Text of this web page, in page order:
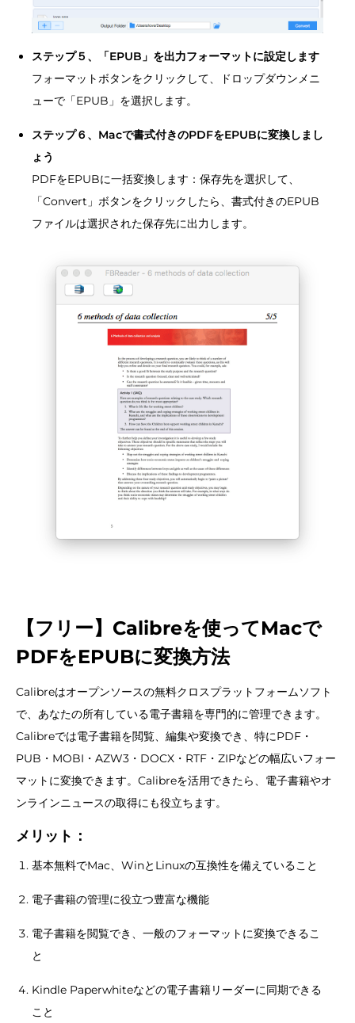
ステップ５、「EPUB」を出力フォーマットに設定します
フォーマットボタンをクリックして、ドロップダウンメニ
ューで「EPUB」を選択します。
ステップ６、Macで書式付きのPDFをEPUBに変換しまし
ょう
PDFをEPUBに一括変換します：保存先を選択して、
「Convert」ボタンをクリックしたら、書式付きのEPUB
ファイルは選択された保存先に出力します。
【フリー】Calibreを使ってMacで
PDFをEPUBに変換方法
Calibreはオープンソースの無料クロスプラットフォームソフト
で、あなたの所有している電子書籍を専門的に管理できます。
Calibreでは電子書籍を閲覧、編集や変換でき、特にPDF・
PUB・MOBI・AZW3・DOCX・RTF・ZIPなどの幅広いフォー
マットに変換できます。Calibreを活用できたら、電子書籍やオ
ンラインニュースの取得にも役立ちます。
メリット：
基本無料でMac、WinとLinuxの互換性を備えていること
電子書籍の管理に役立つ豊富な機能
電子書籍を閲覧でき、一般のフォーマットに変換できるこ
と
Kindle Paperwhiteなどの電子書籍リーダーに同期できる
こと